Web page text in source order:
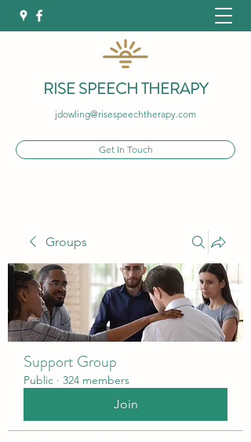
RISE SPEECH THERAPY
jdowling@risespeechtherapy.com
Get In Touch
Groups
Support Group
Public · 324 members
Join